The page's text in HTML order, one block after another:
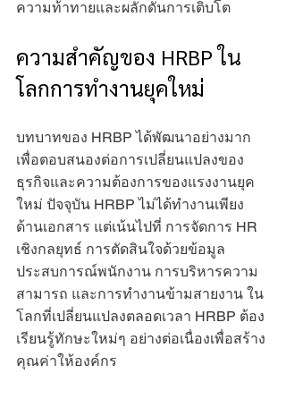
ความท้าทายและผลักดันการเติบโต
ความสำคัญของ HRBP ใน
โลกการทำงานยุคใหม่
บทบาทของ HRBP ได้พัฒนาอย่างมาก
เพื่อตอบสนองต่อการเปลี่ยนแปลงของ
ธุรกิจและความต้องการของแรงงานยุค
ใหม่ ปัจจุบัน HRBP ไม่ได้ทำงานเพียง
ด้านเอกสาร แต่เน้นไปที่ การจัดการ HR
เชิงกลยุทธ์ การตัดสินใจด้วยข้อมูล
ประสบการณ์พนักงาน การบริหารความ
สามารถ และการทำงานข้ามสายงาน ใน
โลกที่เปลี่ยนแปลงตลอดเวลา HRBP ต้อง
เรียนรู้ทักษะใหม่ๆ อย่างต่อเนื่องเพื่อสร้าง
คุณค่าให้องค์กร